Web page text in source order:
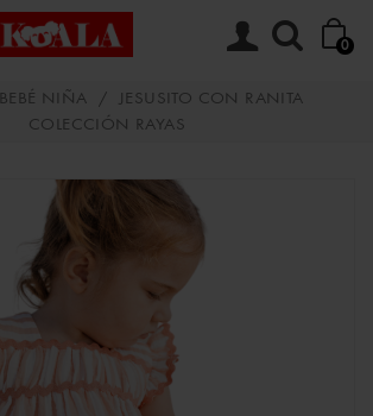
0
BEBÉ NIÑA /
JESUSITO CON RANITA
COLECCIÓN RAYAS